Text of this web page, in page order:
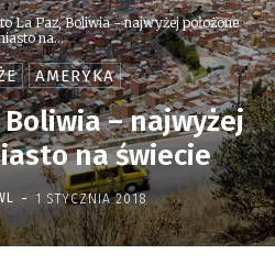
La Paz, Boliwia - najwyżej położone
na...
AMERYKA
Boliwia – najwyżej
na świecie
- 1 STYCZNIA 2018